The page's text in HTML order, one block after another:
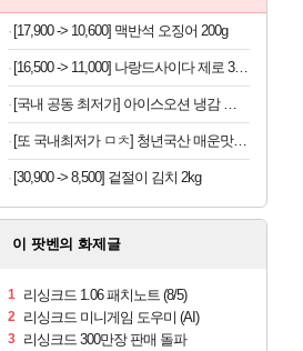
메이플 우리 나라의 주적은?? [137]
비스트 챕터별 길찾기/지도 공략 (1 ~ 12장)
[17,900 -> 10,600] 맥반석 오징어 200g
[16,500 -> 11,000] 나랑드사이다 제로 345ml x 24개
[국내 공동 최저가] 아이스오션 냉감 홑이불 100x150
[또 국내최저가 ㅁㅊ] 청년국산 매운맛 굵은 고춧가루 1kg
[30,900 -> 8,500] 겉절이 김치 2kg
이 팟벤의 화제글
1 리싱크드 1.06 패치노트 (8/5)
2 리싱크드 미니게임 도우미 (AI)
3 리싱크드 300만장 판매 돌파